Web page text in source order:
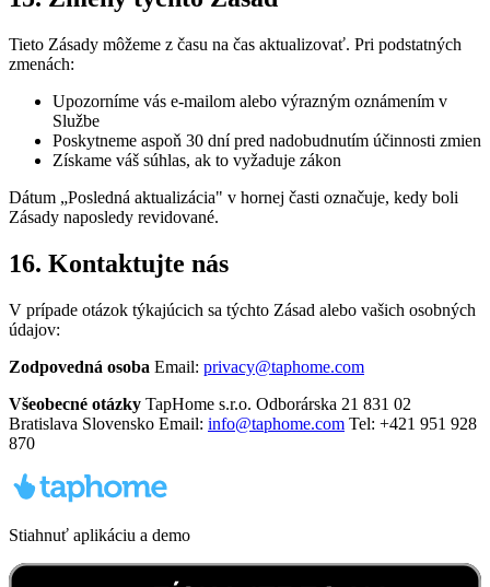
Tieto Zásady môžeme z času na čas aktualizovať. Pri podstatných
zmenách:
Upozorníme vás e-mailom alebo výrazným oznámením v
Službe
Poskytneme aspoň 30 dní pred nadobudnutím účinnosti zmien
Získame váš súhlas, ak to vyžaduje zákon
Dátum „Posledná aktualizácia" v hornej časti označuje, kedy boli
Zásady naposledy revidované.
16. Kontaktujte nás
V prípade otázok týkajúcich sa týchto Zásad alebo vašich osobných
údajov:
Zodpovedná osoba Email: privacy@taphome.com
Všeobecné otázky TapHome s.r.o. Odborárska 21 831 02
Bratislava Slovensko Email: info@taphome.com Tel: +421 951 928
870
Stiahnuť aplikáciu a demo